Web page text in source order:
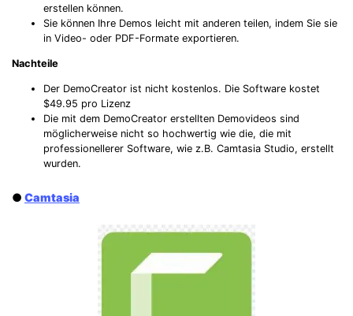
erstellen können.
Sie können Ihre Demos leicht mit anderen teilen, indem Sie sie
in Video- oder PDF-Formate exportieren.
Nachteile
Der DemoCreator ist nicht kostenlos. Die Software kostet
$49.95 pro Lizenz
Die mit dem DemoCreator erstellten Demovideos sind
möglicherweise nicht so hochwertig wie die, die mit
professionellerer Software, wie z.B. Camtasia Studio, erstellt
wurden.
● Camtasia